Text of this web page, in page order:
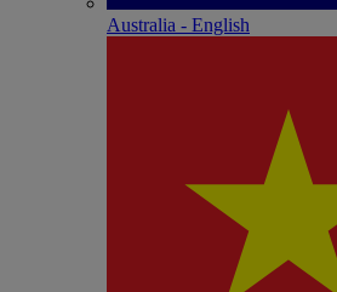
Australia - English